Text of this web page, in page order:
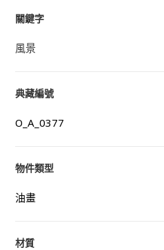
關鍵字
風景
典藏編號
O_A_0377
物件類型
油畫
材質